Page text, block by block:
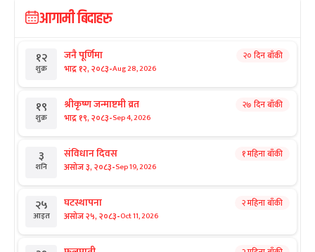
आगामी बिदाहरु
१२
शुक्र
जनै पूर्णिमा
भाद्र १२, २०८३-Aug 28, 2026
२० दिन बाँकी
१९
शुक्र
श्रीकृष्ण जन्माष्टमी व्रत
भाद्र १९, २०८३-Sep 4, 2026
२७ दिन बाँकी
३
शनि
संविधान दिवस
असोज ३, २०८३-Sep 19, 2026
१ महिना बाँकी
२५
आइत
घटस्थापना
असोज २५, २०८३-Oct 11, 2026
२ महिना बाँकी